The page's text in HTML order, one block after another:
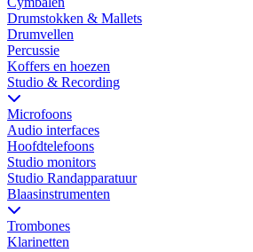
Drumstokken & Mallets
Drumvellen
Percussie
Koffers en hoezen
Studio & Recording
Microfoons
Audio interfaces
Hoofdtelefoons
Studio monitors
Studio Randapparatuur
Blaasinstrumenten
Trombones
Klarinetten